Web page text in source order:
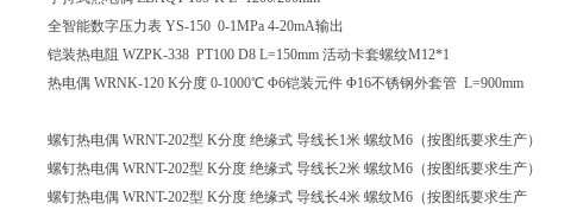
全智能数字压力表 YS-150 0-1MPa 4-20mA输出
铠装热电阻 WZPK-338 PT100 D8 L=150mm 活动卡套螺纹M12*1
热电偶 WRNK-120 K分度 0-1000℃ Φ6铠装元件 Φ16不锈钢外套管 L=900mm
螺钉热电偶 WRNT-202型 K分度 绝缘式 导线长1米 螺纹M6（按图纸要求生产）
螺钉热电偶 WRNT-202型 K分度 绝缘式 导线长2米 螺纹M6（按图纸要求生产）
螺钉热电偶 WRNT-202型 K分度 绝缘式 导线长4米 螺纹M6（按图纸要求生产